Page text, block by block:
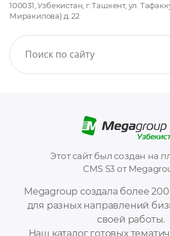
Megagroup создала более
для разных направлений
своей работы.
Наш каталог готовых
Этот сайт был создан на
CMS S3 от
100031, Узбекистан, г. Ташкент, ул.
Миракилова) д. 22